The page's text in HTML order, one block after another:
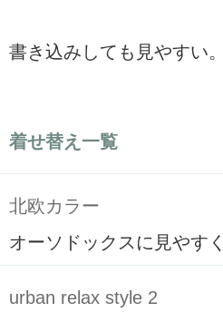
書き込みしても見やすい。
着せ替え一覧
北欧カラー
オーソドックスに見やす
urban relax style 2